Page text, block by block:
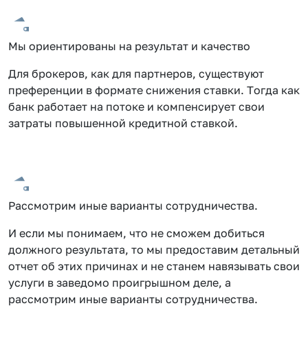
Мы ориентированы на результат и качество
Для брокеров, как для партнеров, существуют
преференции в формате снижения ставки. Тогда как
банк работает на потоке и компенсирует свои
затраты повышенной кредитной ставкой.
Рассмотрим иные варианты сотрудничества.
И если мы понимаем, что не сможем добиться
должного результата, то мы предоставим детальный
отчет об этих причинах и не станем навязывать свои
услуги в заведомо проигрышном деле, а
рассмотрим иные варианты сотрудничества.